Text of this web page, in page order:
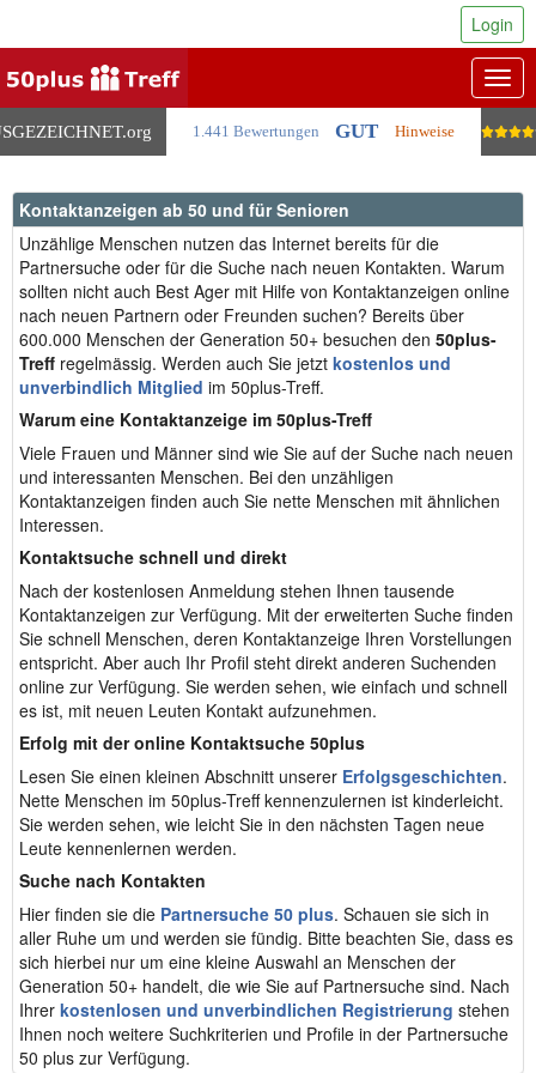
.org 1.441 Bewertungen GUT Hinweise
Login
Kontaktanzeigen ab 50 und für Senioren
Unzählige Menschen nutzen das Internet bereits für die
Partnersuche oder für die Suche nach neuen Kontakten. Warum
sollten nicht auch Best Ager mit Hilfe von Kontaktanzeigen online
nach neuen Partnern oder Freunden suchen? Bereits über
600.000 Menschen der Generation 50+ besuchen den 50plus-
Treff regelmässig. Werden auch Sie jetzt kostenlos und
unverbindlich Mitglied im 50plus-Treff.
Warum eine Kontaktanzeige im 50plus-Treff
Viele Frauen und Männer sind wie Sie auf der Suche nach neuen
und interessanten Menschen. Bei den unzähligen
Kontaktanzeigen finden auch Sie nette Menschen mit ähnlichen
Interessen.
Kontaktsuche schnell und direkt
Nach der kostenlosen Anmeldung stehen Ihnen tausende
Kontaktanzeigen zur Verfügung. Mit der erweiterten Suche finden
Sie schnell Menschen, deren Kontaktanzeige Ihren Vorstellungen
entspricht. Aber auch Ihr Profil steht direkt anderen Suchenden
online zur Verfügung. Sie werden sehen, wie einfach und schnell
es ist, mit neuen Leuten Kontakt aufzunehmen.
Erfolg mit der online Kontaktsuche 50plus
Lesen Sie einen kleinen Abschnitt unserer Erfolgsgeschichten.
Nette Menschen im 50plus-Treff kennenzulernen ist kinderleicht.
Sie werden sehen, wie leicht Sie in den nächsten Tagen neue
Leute kennenlernen werden.
Suche nach Kontakten
Hier finden sie die Partnersuche 50 plus. Schauen sie sich in
aller Ruhe um und werden sie fündig. Bitte beachten Sie, dass es
sich hierbei nur um eine kleine Auswahl an Menschen der
Generation 50+ handelt, die wie Sie auf Partnersuche sind. Nach
Ihrer kostenlosen und unverbindlichen Registrierung stehen
Ihnen noch weitere Suchkriterien und Profile in der Partnersuche
50 plus zur Verfügung.